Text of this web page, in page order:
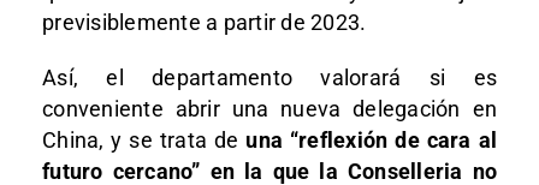
previsiblemente a partir de 2023.
Así, el departamento valorará si es
conveniente abrir una nueva delegación en
China, y se trata de una “reflexión de cara al
futuro cercano” en la que la Conselleria no